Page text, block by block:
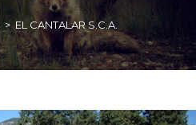
> EL CANTALAR S.C.A.